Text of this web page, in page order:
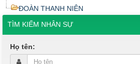
ĐOÀN THANH NIÊN
TÌM KIẾM NHÂN SỰ
Họ tên: